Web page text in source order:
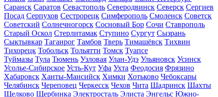
Саранск Саратов Севастополь Северодвинск Северск Сергиев
Посад Серпухов Сестрорецк Симферополь Смоленск Советск
Советский Солнечногорск Сосновый Бор Сочи Ставрополь
Старый Оскол Стерлитамак Ступино Сургут Сызрань
Сыктывкар Таганрог Тамбов Тверь Тимашёвск Тихвин
Тихорецк Тобольск Тольятти Томск Туапсе
Туймазы Тула Тюмень Узловая Улан-Удэ Ульяновск Усинск
Усолье-Сибирское Усть-Кут Уфа Ухта Феодосия Фрязино
Хабаровск Ханты-Мансийск Химки Хотьково Чебоксары
Челябинск Череповец Черкесск Чехов Чита Шадринск Шахты
Щелково Щербинка Электросталь Элиста Энгельс Южно-